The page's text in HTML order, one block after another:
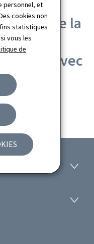
personnel, et
cookies non
statistiques
vous les
de
de la
de
2022 avec